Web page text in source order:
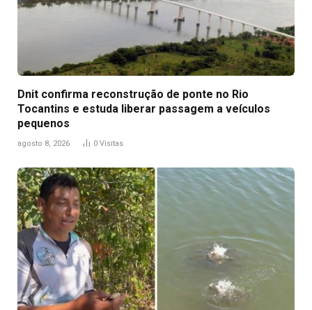
Dnit confirma reconstrução de ponte no Rio
Tocantins e estuda liberar passagem a veículos
pequenos
agosto 8, 2026 0 Visitas